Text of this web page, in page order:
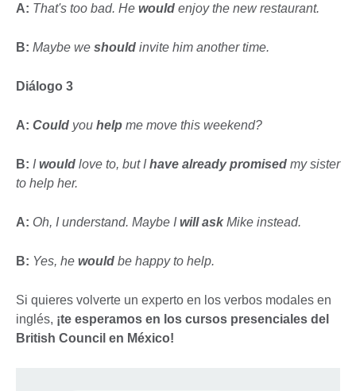
A: That's too bad. He would enjoy the new restaurant.
B: Maybe we should invite him another time.
Diálogo 3
A: Could you help me move this weekend?
B: Iwould love to, but Ihave already promised my sister
to help her.
A: Oh, I understand. Maybe Iwill askMike instead.
B: Yes, he would be happy to help.
Si quieres volverte un experto en los verbos modales en
inglés, ¡te esperamos en los cursos presenciales del
British Council en México!